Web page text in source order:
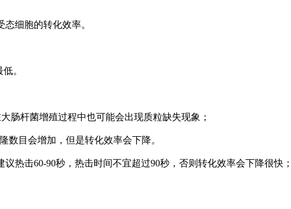
细胞的转化效率。
。
肠杆菌增殖过程中也可能会出现质粒缺失现象；
数目会增加，但是转化效率会下降。
热击60-90秒，热击时间不宜超过90秒，否则转化效率会下降很快；